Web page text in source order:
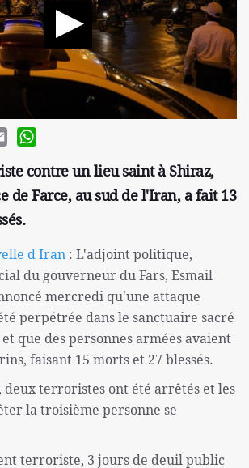
Email
contre un lieu saint à Shiraz,
de Farce, au sud de l'Iran, a fait 13
d Iran : L'adjoint politique,
du gouverneur du Fars, Esmail
mercredi qu'une attaque
perpétrée dans le sanctuaire sacré
que des personnes armées avaient
faisant 15 morts et 27 blessés.
deux terroristes ont été arrêtés et les
la troisième personne se
terroriste, 3 jours de deuil public